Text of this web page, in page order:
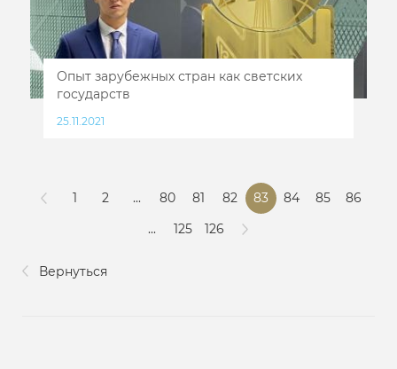
Опыт зарубежных стран как светских
государств
25.11.2021
Вернуться
1 2 ... 80 81 82 83 84 85
86
...
125 126